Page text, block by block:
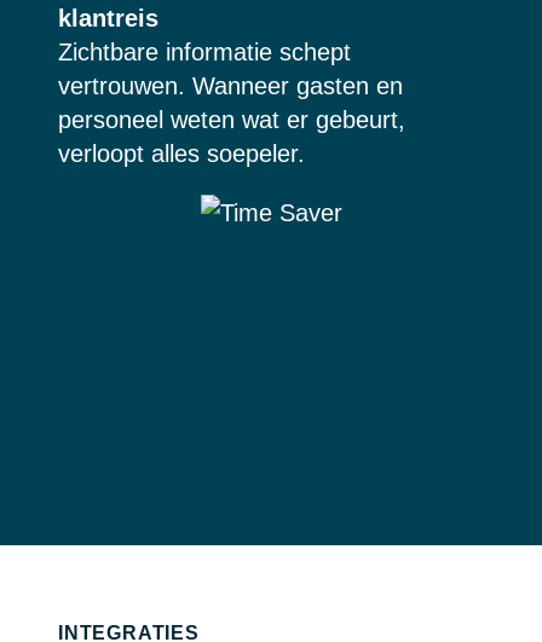
klantreis
Zichtbare informatie schept
vertrouwen. Wanneer gasten en
personeel weten wat er gebeurt,
verloopt alles soepeler.
INTEGRATIES